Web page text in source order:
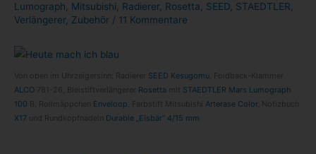
Lumograph, Mitsubishi, Radierer, Rosetta, SEED, STAEDTLER,
Verlängerer, Zubehör / 11 Kommentare
Von oben im Uhr­zei­ger­sinn: Radie­rer SEED Kesugomu , Foldback-​Klammer
ALCO 781-​26, Blei­stift­ver­län­ge­rer Rosetta mit STAEDTLER Mars Lumo­graph
100 B, Roll­mäpp­chen Enve­loop , Farb­stift Mitsu­bi­shi Arterase Color, Notiz­buch
X17 und Rund­kopf­na­deln Dura­ble „Eis­bär“ 4/​15 mm